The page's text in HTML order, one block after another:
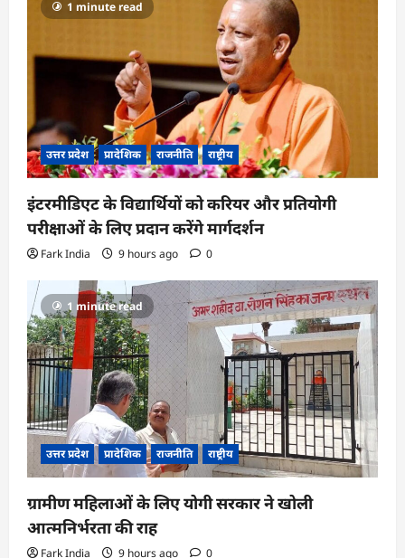
1 minute read
उत्तर प्रदेश प्रादेशिक राजनीति राष्ट्रीय
इंटरमीडिएट के विद्यार्थियों को करियर और प्रतियोगी
परीक्षाओं के लिए प्रदान करेंगे मार्गदर्शन
Fark India 9 hours ago 0
1 minute read
उत्तर प्रदेश प्रादेशिक राजनीति राष्ट्रीय
ग्रामीण महिलाओं के लिए योगी सरकार ने खोली
आत्मनिर्भरता की राह
Fark India 9 hours ago 0